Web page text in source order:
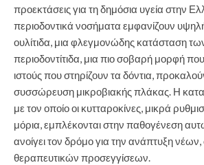
προεκτάσεις για τη δημόσια υγεία στην
περιοδοντικά νοσήματα εμφανίζουν
ουλίτιδα, μια φλεγμονώδης κατάσταση
περιοδοντίτιδα, μια πιο σοβαρή μορφή
ιστούς που στηρίζουν τα δόντια,
συσσώρευση μικροβιακής πλάκας. Η
με τον οποίο οι κυτταροκίνες, μικρά
μόρια, εμπλέκονται στην παθογένεση
ανοίγει τον δρόμο για την ανάπτυξη
θεραπευτικών προσεγγίσεων.